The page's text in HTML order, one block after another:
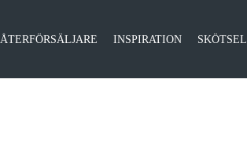
ÅTERFÖRSÄLJARE INSPIRATION